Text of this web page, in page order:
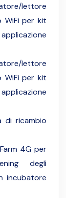
lettore
WiFi per kit
lettore
WiFi per kit
di ricambio
4G per
degli
incubatore